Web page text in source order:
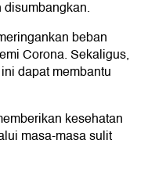
beban
Corona. Sekaligus,
dapat membantu
kesehatan
masa-masa sulit